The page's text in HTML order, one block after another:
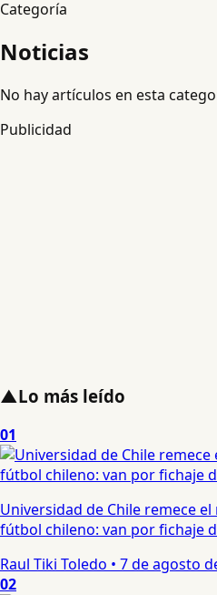
Categoría
Noticias
No hay artículos en esta
Publicidad
▲Lo más leído
01
Universidad de Chile remece
fútbol chileno: van por fichaje
Raul Tiki Toledo • 7 de agosto
02